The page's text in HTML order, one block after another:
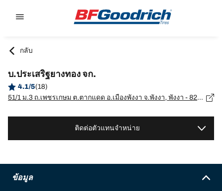
กลับ
บ.ประเสริฐยางทอง จก.
4.1/5(18)
51/1 ม.3 ถ.เพชรเกษม ต.ตากแดด อ.เมืองพังงา จ.พังงา, พังงา - 82000
ติดต่อตัวแทนจำหน่าย
ข้อมูล